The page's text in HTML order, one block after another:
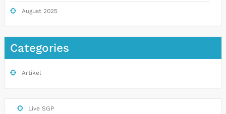
August 2025
Categories
Artikel
Live SGP